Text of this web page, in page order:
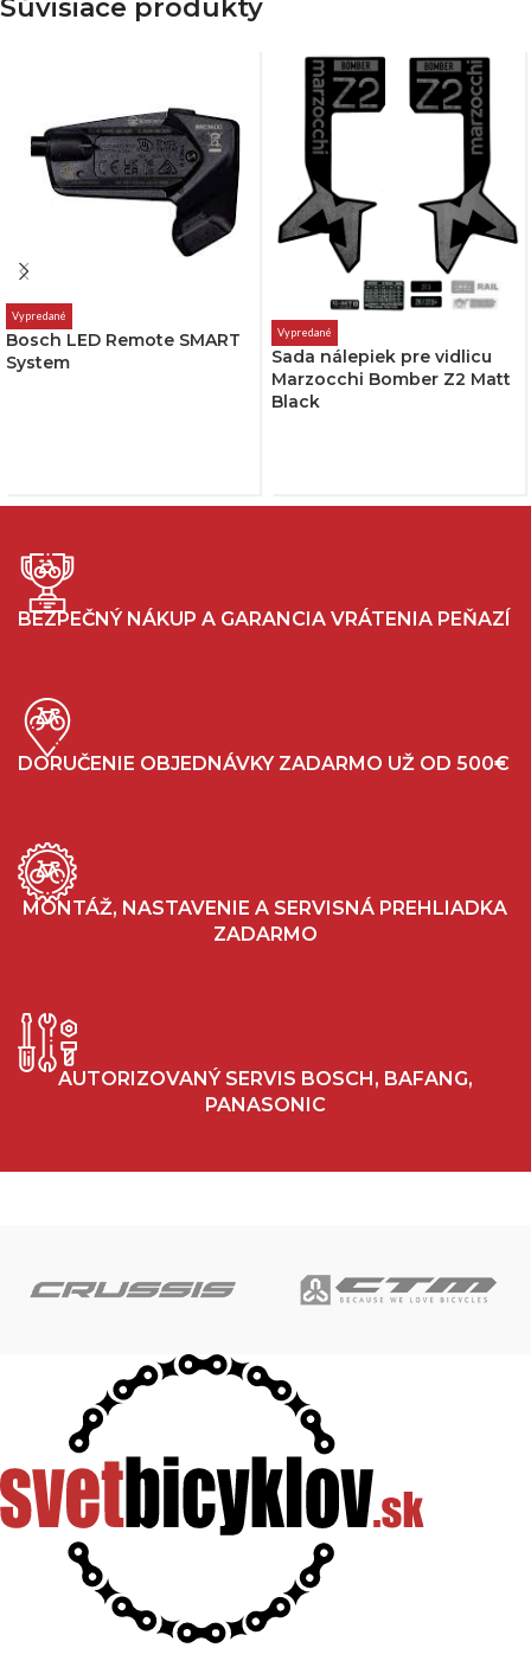
Súvisiace produkty
Vypredané
Bosch LED Remote SMART
System
Vypredané
Sada nálepiek pre vidlicu
Marzocchi Bomber Z2 Matt
Black
AUTORIZOVANÝ SERVIS BOSCH, BAFANG,
PANASONIC
MONTÁŽ, NASTAVENIE A SERVISNÁ PREHLIADKA
ZADARMO
DORUČENIE OBJEDNÁVKY ZADARMO UŽ OD 500€
BEZPEČNÝ NÁKUP A GARANCIA VRÁTENIA PEŇAZÍ